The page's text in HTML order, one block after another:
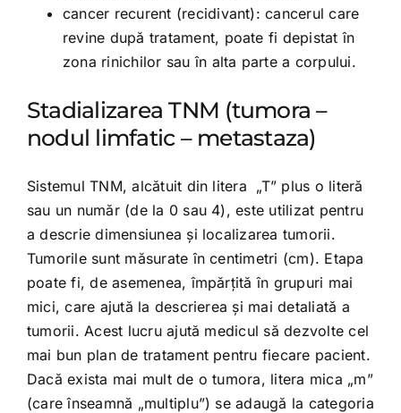
cancer recurent (recidivant): cancerul care
revine după tratament, poate fi depistat în
zona rinichilor sau în alta parte a corpului.
Stadializarea TNM (tumora –
nodul limfatic – metastaza)
Sistemul TNM, alcătuit din litera „T” plus o literă
sau un număr (de la 0 sau 4), este utilizat pentru
a descrie dimensiunea și localizarea tumorii.
Tumorile sunt măsurate în centimetri (cm). Etapa
poate fi, de asemenea, împărțită în grupuri mai
mici, care ajută la descrierea și mai detaliată a
tumorii. Acest lucru ajută medicul să dezvolte cel
mai bun plan de tratament pentru fiecare pacient.
Dacă exista mai mult de o tumora, litera mica „m”
(care înseamnă „multiplu”) se adaugă la categoria